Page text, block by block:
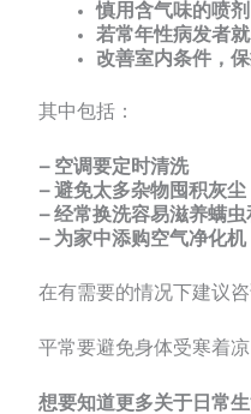
慎用含气味的喷
若常年性病发者
改善室内条件，
其中包括：
– 空调要定时清洗
– 避免太多杂物囤积灰尘
– 经常换洗容易滋养螨
– 为家中添购空气净化
在有需要的情况下建议
平常要避免身体受寒着
想要知道更多关于日常